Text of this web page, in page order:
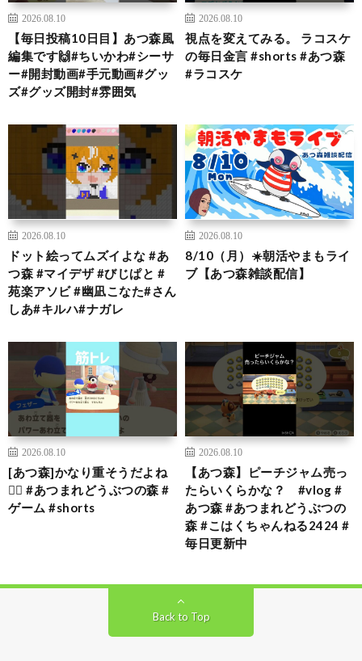
2026.08.10
【毎日投稿10日目】あつ森風
編集です🙌#ちいかわ#シーサ
ー#開封動画#手元動画#グッ
ズ#グッズ開封#雰囲気
2026.08.10
視点を変えてみる。 ラコスケ
の毎日金言 #shorts #あつ森
#ラコスケ
2026.08.10
ドット絵ってムズイよな #あ
つ森 #マイデザ #びじぱと #
苑楽アソビ #幽凪こなた#さん
しあ#キルハ#ナガレ
2026.08.10
8/10（月）☀️朝活やまもライ
ブ【あつ森雑談配信】
2026.08.10
[あつ森]かなり重そうだよね
🏋🏻 #あつまれどうぶつの森 #
ゲーム #shorts
2026.08.10
【あつ森】ピーチジャム売っ
たらいくらかな？ #vlog #
あつ森 #あつまれどうぶつの
森 #こはくちゃんねる2424 #
毎日更新中
Back to Top